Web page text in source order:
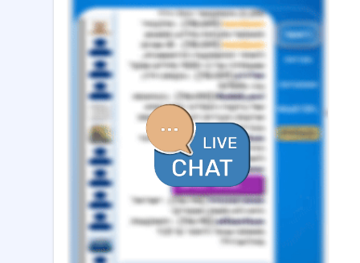
ישראייר גרופ 09:33 05/08/26
איי.סי.אל 09:09 05/08/26
מצגת- דוח רבעון 2 לשנת 2026
ויליפוד אינטרנש 09:02 05/08/26
מצגת משקיעים בעברית
באטמ 09:00 05/08/26
הזמנה ראשונה לפלטפורמת סייבר לסביבה טקטית
ויליפוד אינטרנש 08:40 05/08/26
מודיעה על מחיקה מנסדא"ק, תמשיך להיסחר בבורסה בתל אביב